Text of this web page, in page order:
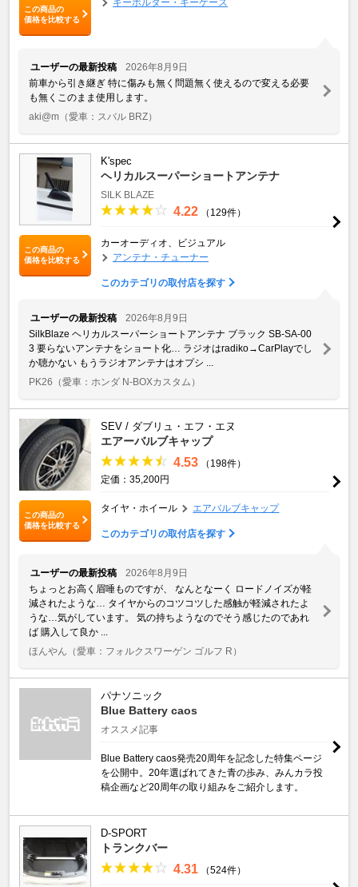
この商品の
価格を比較する
ユーザーの最新投稿
2026年8月9日
前車から引き継ぎ 特に傷みも無く問題無く使えるので変える必要
も無くこのまま使用します。
aki@m （愛車：スバル BRZ）
この商品の
価格を比較する
K'spec
ヘリカルスーパーショートアンテナ
SILK BLAZE
4.22 （129件）
カーオーディオ、ビジュアル
アンテナ・チューナー
このカテゴリの取付店を探す
ユーザーの最新投稿
2026年8月9日
SilkBlaze ヘリカルスーパーショートアンテナ ブラック SB-SA-00
3 要らないアンテナをショート化… ラジオはradiko→CarPlayでし
か聴かない もうラジオアンテナはオプシ ...
PK26 （愛車：ホンダ N-BOXカスタム）
この商品の
価格を比較する
SEV / ダブリュ・エフ・エヌ
エアーバルブキャップ
4.53
（198件）
定価：35,200円
タイヤ・ホイール エアバルブキャップ
このカテゴリの取付店を探す
ユーザーの最新投稿
2026年8月9日
ちょっとお高く眉唾ものですが、 なんとなーく ロードノイズが軽
減されたような… タイヤからのコツコツした感触が軽減されたよ
うな…気がしています。 気の持ちようなのでそう感じたのであれ
ば 購入して良か ...
ほんやん （愛車：フォルクスワーゲン ゴルフ R）
パナソニック
Blue Battery caos
オススメ記事
Blue Battery caos発売20周年を記念した特集ページ
を公開中。20年選ばれてきた青の歩み、みんカラ投
稿企画など20周年の取り組みをご紹介します。
D-SPORT
トランクバー
4.31 （524件）